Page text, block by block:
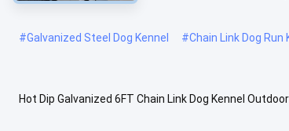
#Galvanized Steel Dog Kennel #Chain Link Dog Run
Hot Dip Galvanized 6FT Chain Link Dog Kennel